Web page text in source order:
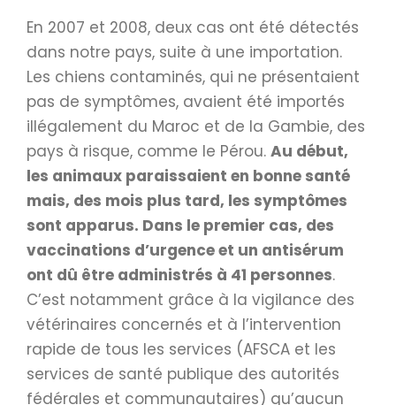
En 2007 et 2008, deux cas ont été détectés
dans notre pays, suite à une importation.
Les chiens contaminés, qui ne présentaient
pas de symptômes, avaient été importés
illégalement du Maroc et de la Gambie, des
pays à risque, comme le Pérou. Au début,
les animaux paraissaient en bonne santé
mais, des mois plus tard, les symptômes
sont apparus. Dans le premier cas, des
vaccinations d’urgence et un antisérum
ont dû être administrés à 41 personnes.
C’est notamment grâce à la vigilance des
vétérinaires concernés et à l’intervention
rapide de tous les services (AFSCA et les
services de santé publique des autorités
fédérales et communautaires) qu’aucun